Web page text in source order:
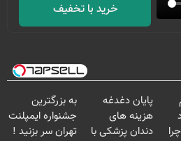
خرید با تخفیف
پایان دغدغه
هزینه های
دندان پزشکی با
به بزرگترین
جشنواره ایمپلنت
تهران سر بزنید !